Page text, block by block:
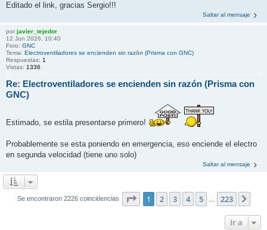
Editado el link, gracias Sergio!!!
Saltar al mensaje
por javier_tejedor
12 Jun 2026, 10:40
Foro: GNC
Tema: Electroventiladores se encienden sin razón (Prisma con GNC)
Respuestas: 1
Vistas: 1336
Re: Electroventiladores se encienden sin razón (Prisma con
GNC)
Estimado, se estila presentarse primero!
Probablemente se esta poniendo en emergencia, eso enciende el electro
en segunda velocidad (tiene uno solo)
Saltar al mensaje
Se encontraron 2226 coincidencias Página de 223
1 2 3 4 5 223
Ir a